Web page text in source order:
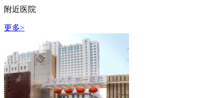
附近医院
更多>